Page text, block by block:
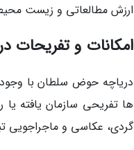
ارزش مطالعاتی و زیست
امکانات و
دریاچه حوض سلطان با
ها تفریحی سازمان یافته یا
گردی، عکاسی و ماجراجویی